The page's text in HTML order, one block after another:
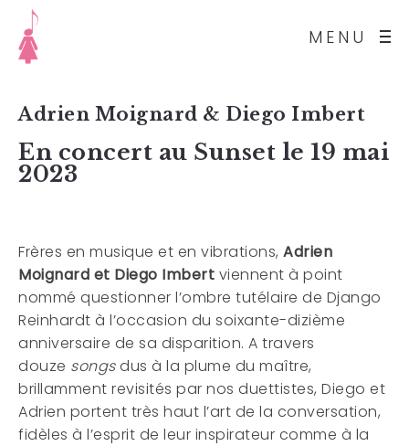
MENU
Adrien Moignard & Diego Imbert
En concert au Sunset le 19 mai
2023
Frères en musique et en vibrations, Adrien
Moignard et Diego Imbert viennent à point
nommé questionner l’ombre tutélaire de Django
Reinhardt à l’occasion du soixante-dizième
anniversaire de sa disparition. A travers
douze songsdus à la plume du maître,
brillamment revisités par nos duettistes, Diego et
Adrien portent très haut l’art de la conversation,
fidèles à l’esprit de leur inspirateur comme à la